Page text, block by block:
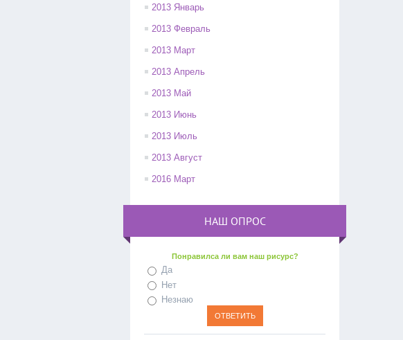
2013 Январь
2013 Февраль
2013 Март
2013 Апрель
2013 Май
2013 Июнь
2013 Июль
2013 Август
2016 Март
НАШ ОПРОС
Понравилса ли вам наш рисурс?
Да
Нет
Незнаю